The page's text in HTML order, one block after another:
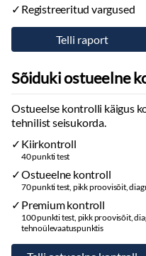
Registreeritud vargused
Sõiduki ostueelne
Ostueelse kontrolli käigus
tehnilist seisukorda.
Kiirkontroll
40 punkti test
Ostueelne kontroll
70 punkti test, pikk proovisõit,
Premium kontroll
100 punkti test, pikk proovisõit,
tehnoülevaatuspunktis